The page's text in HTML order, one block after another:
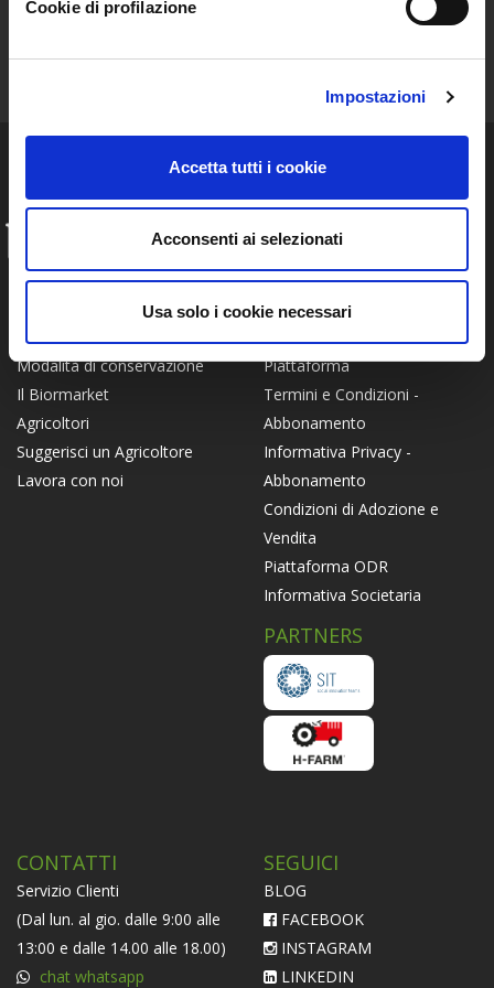
Cookie di profilazione
Impostazioni
Accetta tutti i cookie
Acconsenti ai selezionati
Usa solo i cookie necessari
ISCRIVITI ALLA NEWSLETTER
Resta aggiornato sulle storie e le novità della nostra Community!
Chi siamo
Come Funziona
Modalità di conservazione
Il Biormarket
Agricoltori
Suggerisci un Agricoltore
Lavora con noi
INFO
FAQ
Privacy Policy
Termini e Condizioni -
Piattaforma
Termini e Condizioni -
Abbonamento
Informativa Privacy -
Abbonamento
Condizioni di Adozione e
Vendita
Piattaforma ODR
Informativa Societaria
PARTNERS
CONTATTI
Servizio Clienti
(Dal lun. al gio. dalle 9:00 alle
13:00 e dalle 14.00 alle 18.00)
chat whatsapp
SEGUICI
BLOG
FACEBOOK
INSTAGRAM
LINKEDIN